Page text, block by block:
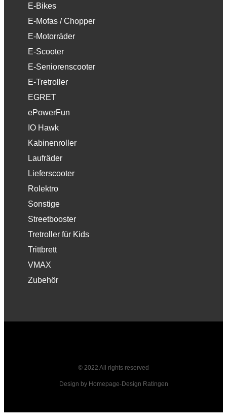
E-Bikes
E-Mofas / Chopper
E-Motorräder
E-Scooter
E-Seniorenscooter
E-Tretroller
EGRET
ePowerFun
IO Hawk
Kabinenroller
Laufräder
Lieferscooter
Rolektro
Sonstige
Streetbooster
Tretroller für Kids
Trittbrett
VMAX
Zubehör
© 2022 All rights reserved
Design by Homepage-Design Ratingen